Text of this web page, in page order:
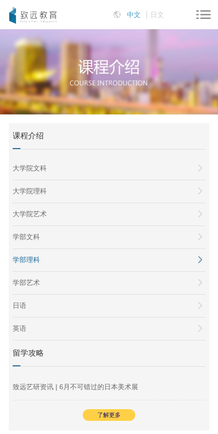
中文 日文
课程介绍
大学院文科
大学院理科
大学院艺术
学部文科
学部理科
学部艺术
日语
英语
留学攻略
致远艺研资讯 | 6月不可错过的日本美术展
了解更多